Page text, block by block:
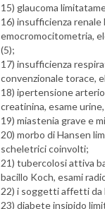
15) glaucoma
16) insufficienza
emocromocitometria,
(5);
17) insufficienza
convenzionale torace,
18) ipertensione
creatinina, esame
19) miastenia grave e
20) morbo di Hansen
scheletrici coinvolti;
21) tubercolosi attiva
bacillo Koch, esami
22) i soggetti affetti da
23) diabete insipido